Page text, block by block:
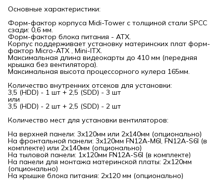
Основные характеристики:
Форм-фактор корпуса Midi-Tower с толщиной стали SPCC
сзади: 0,6 мм.
Форм-фактор блока питания - АТХ.
Корпус поддерживает установку материнских плат форм-
фактор Micro-ATX , Mini-ITX.
Максимальная длина видеокарты до 410 мм (передняя
крышка без вентилятора).
Максимальная высота процессорного кулера 165мм.
Количество внутренних отсеков для установки:
3,5 (HDD) - 1 шт + 2,5 (SDD) - 3 шт
или
3,5 (HDD) - 2 шт + 2,5 (SDD) - 2 шт
Количество мест для установки вентиляторов:
На верхней панели: 3x120мм или 2x140мм (опционально)
На фронтальной панели: 3x120мм FN12A-M6I, FN12A-S6I (в
комплекте) или 2х140мм (опционально)
На тыловой панели: 1х120мм FN12A-S6I (в комплекте)
На панели для монтажа материнской платы: 2х120мм
(опционально)
На крышке блока питания: 2x120 мм (опционально)